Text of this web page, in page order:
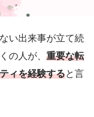
い出来事が立て続
の人が、 重要な転
ィを経験すると言